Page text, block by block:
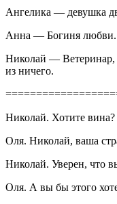
Ангелика — девушка
Анна — Богиня любви.
Николай — Ветеринар,
из ничего.
Николай. Хотите вина?
Оля. Николай, ваша
Николай. Уверен, что
Оля. А вы бы этого